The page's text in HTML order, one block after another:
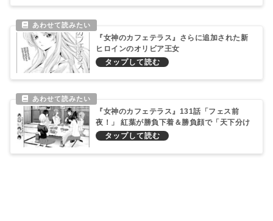
『女神のカフェテラス』さらに追加された新
ヒロインのオリビア王女
『女神のカフェテラス』131話「フェス前
夜！」 紅葉が勝負下着＆勝負顔で「天下分け
目」に挑む件！